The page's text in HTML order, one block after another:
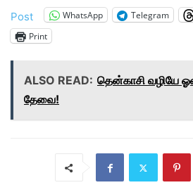
Post WhatsApp Telegram
Print
ALSO READ: தென்காசி வழியே
தேவை!